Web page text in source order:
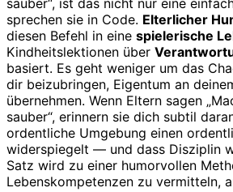
sauber“, ist das nicht nur eine
sprechen sie in Code. Elterlicher
diesen Befehl in eine spielerische
Kindheitslektionen über
basiert. Es geht weniger um das
dir beizubringen, Eigentum an
übernehmen. Wenn Eltern sagen
sauber“, erinnern sie dich subtil
ordentliche Umgebung einen
widerspiegelt — und dass Disziplin
Satz wird zu einer humorvollen
Lebenskompetenzen zu vermitteln,